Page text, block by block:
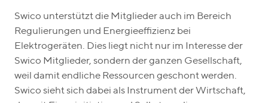
Swico unterstützt die Mitglieder auch im Bereich
Regulierungen und Energieeffizienz bei
Elektrogeräten. Dies liegt nicht nur im Interesse der
Swico Mitglieder, sondern der ganzen Gesellschaft,
weil damit endliche Ressourcen geschont werden.
Swico sieht sich dabei als Instrument der Wirtschaft,